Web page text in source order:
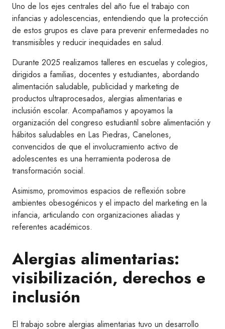
Uno de los ejes centrales del año fue el trabajo con
infancias y adolescencias, entendiendo que la protección
de estos grupos es clave para prevenir enfermedades no
transmisibles y reducir inequidades en salud.
Durante 2025 realizamos talleres en escuelas y colegios,
dirigidos a familias, docentes y estudiantes, abordando
alimentación saludable, publicidad y marketing de
productos ultraprocesados, alergias alimentarias e
inclusión escolar. Acompañamos y apoyamos la
organización del congreso estudiantil sobre alimentación y
hábitos saludables en Las Piedras, Canelones,
convencidos de que el involucramiento activo de
adolescentes es una herramienta poderosa de
transformación social.
Asimismo, promovimos espacios de reflexión sobre
ambientes obesogénicos y el impacto del marketing en la
infancia, articulando con organizaciones aliadas y
referentes académicos.
Alergias alimentarias:
visibilización, derechos e
inclusión
El trabajo sobre alergias alimentarias tuvo un desarrollo